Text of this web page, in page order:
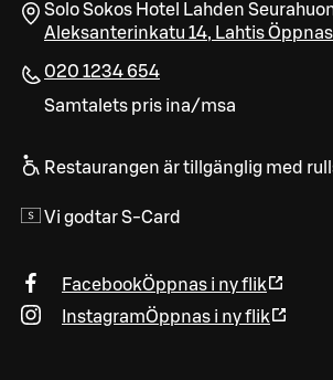
Solo Sokos Hotel Lahden
Aleksanterinkatu 14, Lahtis
020 1234 654
Samtalets pris ina/msa
Restaurangen är tillgänglig med
Vi godtar S-Card
FacebookÖppnas i ny flik
InstagramÖppnas i ny flik